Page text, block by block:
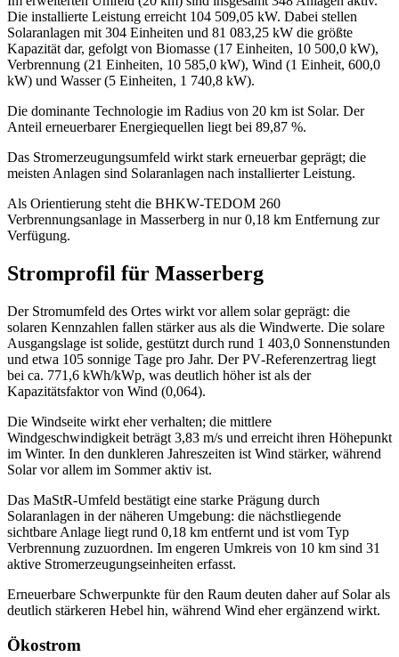
Die installierte Leistung erreicht 104 509,05 kW. Dabei stellen
Solaranlagen mit 304 Einheiten und 81 083,25 kW die größte
Kapazität dar, gefolgt von Biomasse (17 Einheiten, 10 500,0 kW),
Verbrennung (21 Einheiten, 10 585,0 kW), Wind (1 Einheit, 600,0
kW) und Wasser (5 Einheiten, 1 740,8 kW).
Die dominante Technologie im Radius von 20 km ist Solar. Der
Anteil erneuerbarer Energiequellen liegt bei 89,87 %.
Das Stromerzeugungsumfeld wirkt stark erneuerbar geprägt; die
meisten Anlagen sind Solaranlagen nach installierter Leistung.
Als Orientierung steht die BHKW‑TEDOM 260
Verbrennungsanlage in Masserberg in nur 0,18 km Entfernung zur
Verfügung.
Stromprofil für Masserberg
Der Stromumfeld des Ortes wirkt vor allem solar geprägt: die
solaren Kennzahlen fallen stärker aus als die Windwerte. Die solare
Ausgangslage ist solide, gestützt durch rund 1 403,0 Sonnenstunden
und etwa 105 sonnige Tage pro Jahr. Der PV‑Referenzertrag liegt
bei ca. 771,6 kWh/kWp, was deutlich höher ist als der
Kapazitätsfaktor von Wind (0,064).
Die Windseite wirkt eher verhalten; die mittlere
Windgeschwindigkeit beträgt 3,83 m/s und erreicht ihren Höhepunkt
im Winter. In den dunkleren Jahreszeiten ist Wind stärker, während
Solar vor allem im Sommer aktiv ist.
Das MaStR‑Umfeld bestätigt eine starke Prägung durch
Solaranlagen in der näheren Umgebung: die nächstliegende
sichtbare Anlage liegt rund 0,18 km entfernt und ist vom Typ
Verbrennung zuzuordnen. Im engeren Umkreis von 10 km sind 31
aktive Stromerzeugungseinheiten erfasst.
Erneuerbare Schwerpunkte für den Raum deuten daher auf Solar als
deutlich stärkeren Hebel hin, während Wind eher ergänzend wirkt.
Ökostrom